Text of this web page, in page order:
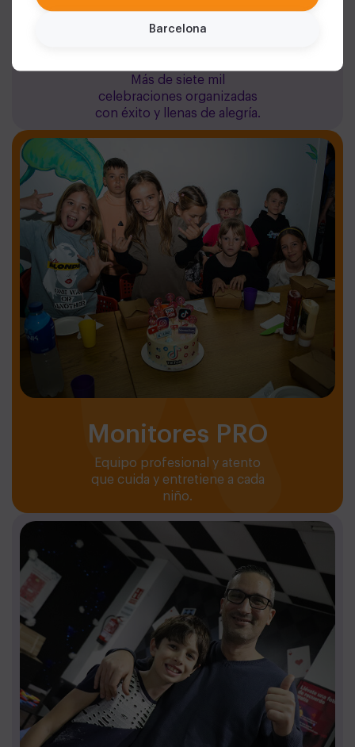
Barcelona
Más de siete mil
celebraciones organizadas
con éxito y llenas de alegría.
Monitores PRO
Equipo profesional y atento
que cuida y entretiene a cada
niño.